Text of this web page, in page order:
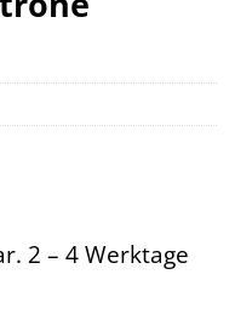
2 – 4 Werktage